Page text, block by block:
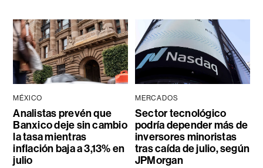
MÉXICO
Analistas prevén que
Banxico deje sin cambio
la tasa mientras
inflación baja a 3,13% en
julio
MERCADOS
Sector tecnológico
podría depender más de
inversores minoristas
tras caída de julio, según
JPMorgan